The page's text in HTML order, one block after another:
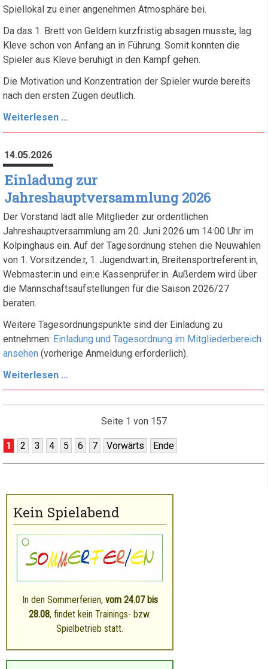
Spiellokal zu einer angenehmen Atmosphäre bei.
Da das 1. Brett von Geldern kurzfristig absagen musste, lag
Kleve schon von Anfang an in Führung. Somit konnten die
Spieler aus Kleve beruhigt in den Kampf gehen.
Die Motivation und Konzentration der Spieler wurde bereits
nach den ersten Zügen deutlich.
Weiterlesen …
Spieltag
IV
14.05.2026
Einladung zur
Jahreshauptversammlung 2026
Der Vorstand lädt alle Mitglieder zur ordentlichen
Jahreshauptversammlung am 20. Juni 2026 um 14:00 Uhr im
Kolpinghaus ein. Auf der Tagesordnung stehen die Neuwahlen
von 1. Vorsitzende:r, 1. Jugendwart:in, Breitensportreferent:in,
Webmaster:in und ein:e Kassenprüfer:in. Außerdem wird über
die Mannschaftsaufstellungen für die Saison 2026/27
beraten.
Weitere Tagesordnungspunkte sind der Einladung zu
entnehmen: Einladung und Tagesordnung im Mitgliederbereich
ansehen (vorherige Anmeldung erforderlich).
Weiterlesen …
zur
Jahreshauptversammlung
Seite 1 von 157
1 2 3 4 5 6 7 Vorwärts Ende
Kein Spielabend
In den Sommerferien, vom 24.07 bis
28.08, findet kein Trainings- bzw.
Spielbetrieb statt.